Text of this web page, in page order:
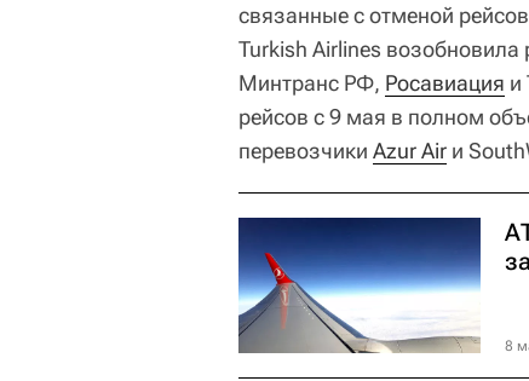
связанные с отменой
Turkish Airlines возобновила
Минтранс РФ, Росавиация и
рейсов с 9 мая в полном
перевозчики Azur Air и
8